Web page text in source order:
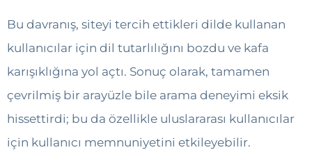
Bu davranış, siteyi tercih ettikleri dilde kullanan
kullanıcılar için dil tutarlılığını bozdu ve kafa
karışıklığına yol açtı. Sonuç olarak, tamamen
çevrilmiş bir arayüzle bile arama deneyimi eksik
hissettirdi; bu da özellikle uluslararası kullanıcılar
için kullanıcı memnuniyetini etkileyebilir.